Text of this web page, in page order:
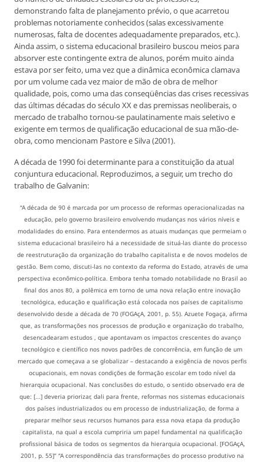
demonstrando falta de planejamento prévio, o que acarretou
problemas notoriamente conhecidos (salas excessivamente
numerosas, falta de docentes adequadamente preparados, etc.).
Ainda assim, o sistema educacional brasileiro buscou meios para
absorver este contingente extra de alunos, porém muito ainda
estava por ser feito, uma vez que a dinâmica econômica clamava
por um volume cada vez maior de mão de obra de melhor
qualidade, pois, como uma das conseqüências das crises recessivas
das últimas décadas do século XX e das premissas neoliberais, o
mercado de trabalho tornou-se paulatinamente mais seletivo e
exigente em termos de qualificação educacional de sua mão-de-
obra, como mencionam Pastore e Silva (2001).
A década de 1990 foi determinante para a constituição da atual
conjuntura educacional. Reproduzimos, a seguir, um trecho do
trabalho de Galvanin:
“A década de 90 é marcada por um processo de reformas operacionalizadas na
educação, pelo governo brasileiro envolvendo mudanças nos vários níveis e
modalidades do ensino. Para entendermos as atuais mudanças que permeiam o
sistema educacional brasileiro há a necessidade de situá-las diante do processo
de reestruturação da organização do trabalho capitalista e de novos modelos de
gestão. Bem como, discuti-las no contexto da reforma do Estado, através de uma
perspectiva econômico-política. Embora tenha tomado notabilidade no Brasil ao
final dos anos 80, a polêmica em torno de uma nova relação entre inovação
tecnológica, educação e qualificação está colocada nos países de capitalismo
desenvolvido desde a década de 70 (FOGAçA, 2001, p. 55). Azuete Fogaça, afirma
que, as transformações nos processos de produção e organização do trabalho,
desencadearam estudos , que apontavam os impactos crescentes do avanço
tecnológico e científico nos novos padrões de concorrência, em função de um
mercado que começava a se globalizar – destacando a exigência de novos perfis
ocupacionais, em novas condições de formação escolar em todo nível da
hierarquia ocupacional. Nas conclusões do estudo, o sentido observado era de
que: [...] deveria priorizar, dali para frente, reformas nos sistemas educacionais
dos países industrializados ou em processo de industrialização, de forma a
preparar melhor seus recursos humanos para essa nova etapa da produção
capitalista, na qual a escola cumpriria um papel fundamental na qualificação
profissional básica de todos os segmentos da hierarquia ocupacional. [FOGAçA,
2001, p. 55]” “A correspondência das transformações do processo produtivo na